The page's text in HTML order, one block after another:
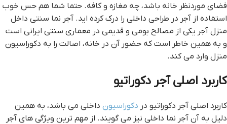
فضای موردنظر خانه باشد، چه مغازه و کافه. حتما شما هم حس خوب
استفاده از آجر در طراحی داخلی را درک کرده‌‌ اید. آجر نما سنتی داخل
منزل آجر یکی از مصالح بومی و قدیمی در معماری سنتی ایرانی است
و به همین خاطر است که حضور آن در خانه، اصالت را به دکوراسیون
منزل وارد می‌ کند.
کاربرد اصلی آجر دکوراتیو
کاربرد اصلی آجر دکوراتیو در دکوراسیون داخلی می باشد، به همین
دلیل به آن آجر نما داخلی نیز می گویند. از مهم ترین ویژگی های آجر